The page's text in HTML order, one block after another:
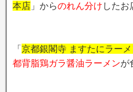
本店 」からのれん分け したお
「京都銀閣寺 ますたにラー
都背脂鶏ガラ醤油ラーメンが